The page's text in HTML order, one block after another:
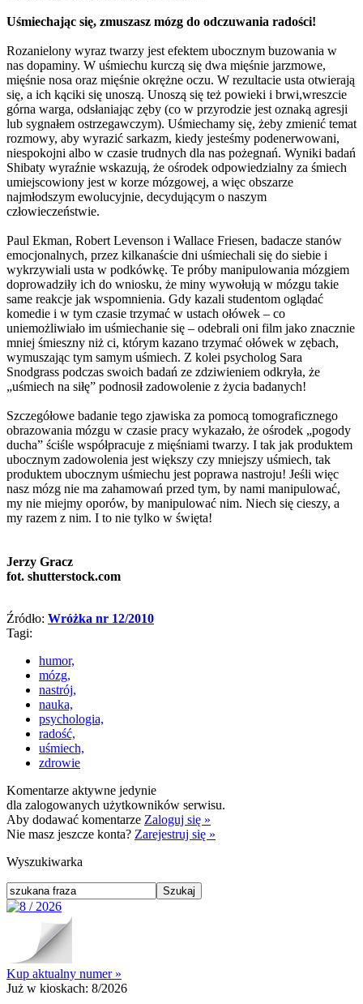
Uśmiechając się, zmuszasz mózg do odczuwania radości!
Rozanielony wyraz twarzy jest efektem ubocznym buzowania w
nas dopaminy. W uśmiechu kurczą się dwa mięśnie jarzmowe,
mięśnie nosa oraz mięśnie okrężne oczu. W rezultacie usta otwierają
się, a ich kąciki się unoszą. Unoszą się też powieki i brwi,wreszcie
górna warga, odsłaniając zęby (co w przyrodzie jest oznaką agresji
lub sygnałem ostrzegawczym). Uśmiechamy się, żeby zmienić temat
rozmowy, aby wyrazić sarkazm, kiedy jesteśmy podenerwowani,
niespokojni albo w czasie trudnych dla nas pożegnań. Wyniki badań
Shibaty wyraźnie wskazują, że ośrodek odpowiedzialny za śmiech
umiejscowiony jest w korze mózgowej, a więc obszarze
najmłodszym ewolucyjnie, decydującym o naszym
człowieczeństwie.
Paul Ekman, Robert Levenson i Wallace Friesen, badacze stanów
emocjonalnych, przez kilkanaście dni uśmiechali się do siebie i
wykrzywiali usta w podkówkę. Te próby manipulowania mózgiem
doprowadziły ich do wniosku, że miny wywołują w mózgu takie
same reakcje jak wspomnienia. Gdy kazali studentom oglądać
komedie i w tym czasie trzymać w ustach ołówek – co
uniemożliwiało im uśmiechanie się – odebrali oni film jako znacznie
mniej śmieszny niż ci, którym kazano trzymać ołówek w zębach,
wymuszając tym samym uśmiech. Z kolei psycholog Sara
Snodgrass podczas swoich badań ze zdziwieniem odkryła, że
„uśmiech na siłę” podnosił zadowolenie z życia badanych!
Szczegółowe badanie tego zjawiska za pomocą tomograficznego
obrazowania mózgu w czasie pracy wykazało, że ośrodek „pogody
ducha” ściśle współpracuje z mięśniami twarzy. I tak jak produktem
ubocznym zadowolenia jest większy czy mniejszy uśmiech, tak
produktem ubocznym uśmiechu jest poprawa nastroju! Jeśli więc
nasz mózg nie ma zahamowań przed tym, by nami manipulować,
my nie miejmy oporów, by manipulować nim. Niech się cieszy, a
my razem z nim. I to nie tylko w święta!
Jerzy Gracz
fot. shutterstock.com
Źródło: Wróżka nr 12/2010
Tagi:
humor,
mózg,
nastrój,
nauka,
psychologia,
radość,
uśmiech,
zdrowie
Komentarze aktywne jedynie
dla zalogowanych użytkowników serwisu.
Aby dodawać komentarze Zaloguj się »
Nie masz jeszcze konta? Zarejestruj się »
Wyszukiwarka
Kup aktualny numer »
Już w kioskach: 8/2026